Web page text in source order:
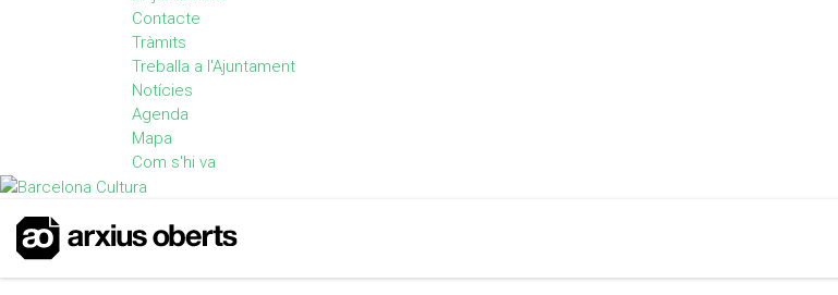
Contacte
Tràmits
Treballa a l'Ajuntament
Notícies
Agenda
Mapa
Com s'hi va